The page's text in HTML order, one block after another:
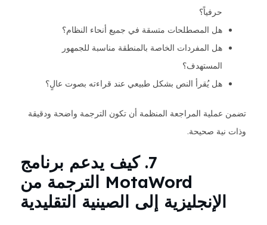
حرفياً؟
هل المصطلحات متسقة في جميع أنحاء النظام؟
هل المفردات الخاصة بالمنطقة مناسبة للجمهور
المستهدف؟
هل يُقرأ النص بشكل طبيعي عند قراءته بصوت عالٍ؟
تضمن عملية المراجعة المنظمة أن تكون الترجمة واضحة ودقيقة
وذات نية صحيحة.
7. كيف يدعم برنامج
MotaWord الترجمة من
الإنجليزية إلى الصينية التقليدية